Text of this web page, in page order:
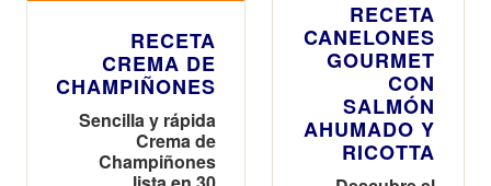
RECETA
CREMA DE
CHAMPIÑONES
Sencilla y rápida
Crema de
Champiñones
RECETA
CANELONES
GOURMET
CON
SALMÓN
AHUMADO Y
RICOTTA